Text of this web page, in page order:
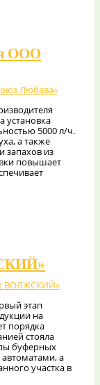
ООО
установка
5000 л/ч.
а также
запахов из
повышает
этап
на
порядка
стояла
буферных
а
участка в